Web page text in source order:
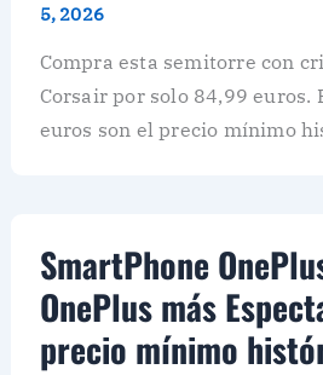
5, 2026
Compra esta semitorre con
Corsair por solo 84,99 euros.
euros son el precio mínimo
SmartPhone
OnePlus más
precio mínimo